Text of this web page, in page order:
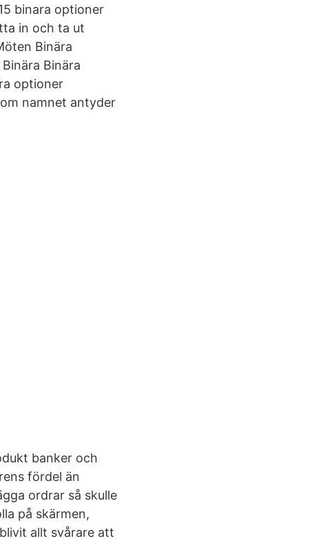
binara optioner
in och ta ut
Binära
Binära
optioner
namnet antyder
banker och
fördel än
ordrar så skulle
på skärmen,
allt svårare att